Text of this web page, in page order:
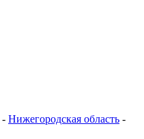
- Нижегородская область -